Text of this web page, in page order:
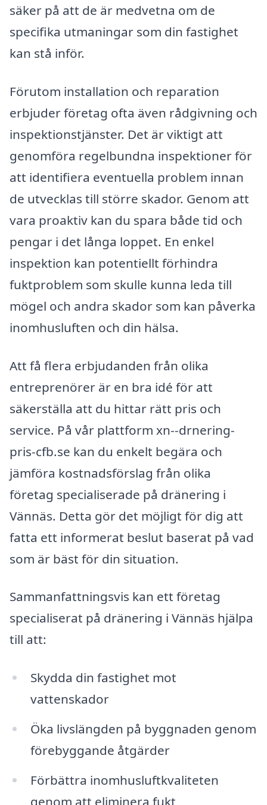
säker på att de är medvetna om de
specifika utmaningar som din fastighet
kan stå inför.
Förutom installation och reparation
erbjuder företag ofta även rådgivning och
inspektionstjänster. Det är viktigt att
genomföra regelbundna inspektioner för
att identifiera eventuella problem innan
de utvecklas till större skador. Genom att
vara proaktiv kan du spara både tid och
pengar i det långa loppet. En enkel
inspektion kan potentiellt förhindra
fuktproblem som skulle kunna leda till
mögel och andra skador som kan påverka
inomhusluften och din hälsa.
Att få flera erbjudanden från olika
entreprenörer är en bra idé för att
säkerställa att du hittar rätt pris och
service. På vår plattform xn--drnering-
pris-cfb.se kan du enkelt begära och
jämföra kostnadsförslag från olika
företag specialiserade på dränering i
Vännäs. Detta gör det möjligt för dig att
fatta ett informerat beslut baserat på vad
som är bäst för din situation.
Sammanfattningsvis kan ett företag
specialiserat på dränering i Vännäs hjälpa
till att:
Skydda din fastighet mot
vattenskador
Öka livslängden på byggnaden genom
förebyggande åtgärder
Förbättra inomhusluftkvaliteten
genom att eliminera fukt